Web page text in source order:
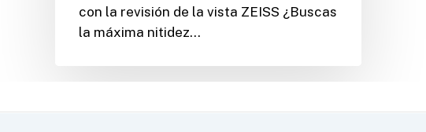
con la revisión de la vista ZEISS ¿Buscas
la máxima nitidez…